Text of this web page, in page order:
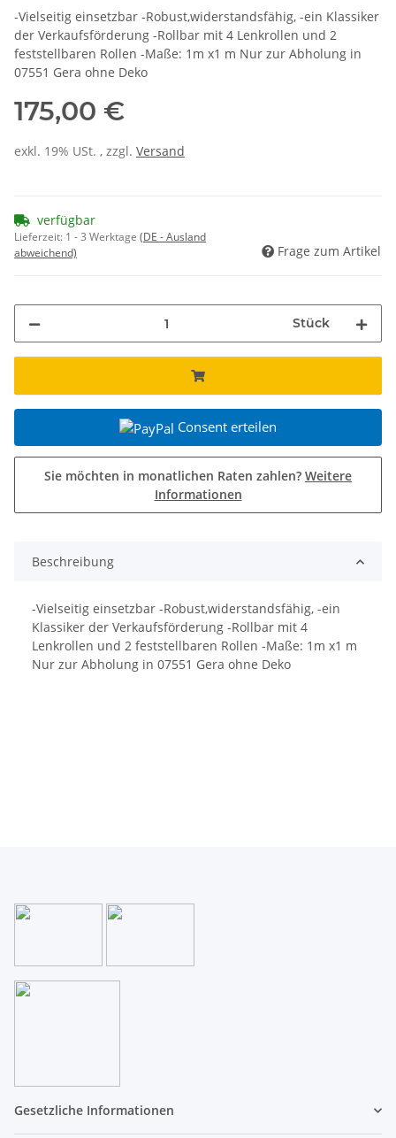
-Vielseitig einsetzbar -Robust,widerstandsfähig, -ein Klassiker
der Verkaufsförderung -Rollbar mit 4 Lenkrollen und 2
feststellbaren Rollen -Maße: 1m x1 m Nur zur Abholung in
07551 Gera ohne Deko
175,00 €
exkl. 19% USt. , zzgl. Versand
verfügbar
Lieferzeit: 1 - 3 Werktage (DE - Ausland
abweichend)
Frage zum Artikel
Stück
Consent erteilen
Sie möchten in monatlichen Raten zahlen? Weitere
Informationen
Beschreibung
-Vielseitig einsetzbar -Robust,widerstandsfähig, -ein
Klassiker der Verkaufsförderung -Rollbar mit 4
Lenkrollen und 2 feststellbaren Rollen -Maße: 1m x1 m
Nur zur Abholung in 07551 Gera ohne Deko
Gesetzliche Informationen